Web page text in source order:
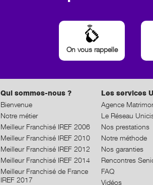
On vous rappelle
Qui sommes-nous ?
Bienvenue
Notre métier
Meilleur Franchisé IREF 2006
Meilleur Franchisé IREF 2010
Meilleur Franchisé IREF 2012
Meilleur Franchisé IREF 2014
Meilleur Franchisé de France
IREF 2017
Les services
Agence
Le Réseau
Nos prestations
Notre méthode
Nos garanties
Rencontres
FAQ
Vidéos